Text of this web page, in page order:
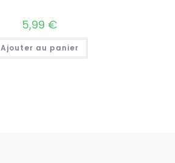
5,99 €
Ajouter au panier